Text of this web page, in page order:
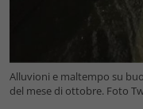
Alluvioni e maltempo su
del mese di ottobre. Foto